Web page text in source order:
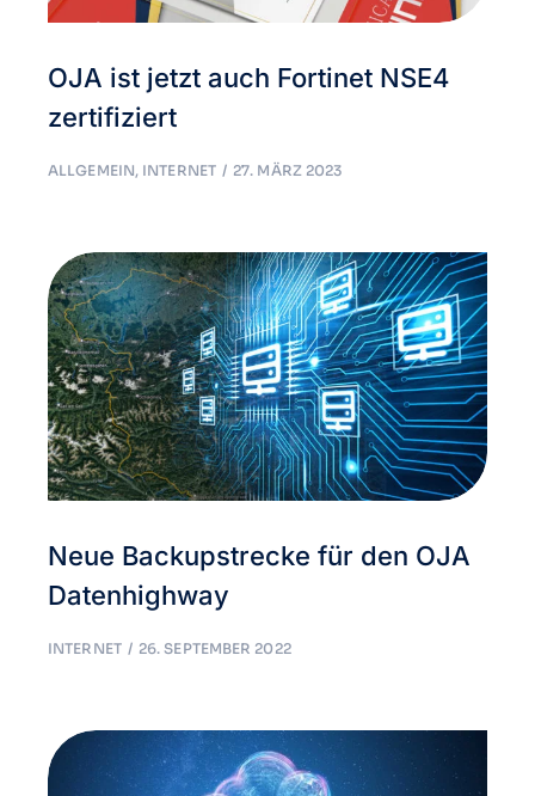
OJA ist jetzt auch Fortinet NSE4
zertifiziert
ALLGEMEIN, INTERNET 27. MÄRZ 2023
Neue Backupstrecke für den OJA
Datenhighway
INTERNET 26. SEPTEMBER 2022